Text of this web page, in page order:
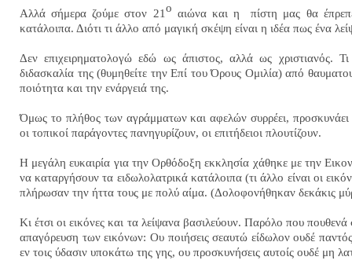
Αλλά σήμερα ζούμε στον 21ο αιώνα και η
πίστη μας θα
κατάλοιπα. Διότι τι άλλο από μαγική σκέψη είναι η ιδέα πως ένα
Δεν επιχειρηματολογώ εδώ ως άπιστος, αλλά ως χριστιανός.
διδασκαλία της (θυμηθείτε την Επί του Όρους Ομιλία) από
ποιότητα και την ενάργειά της.
Όμως το πλήθος των αγράμματων και αφελών συρρέει, προσκυνάει
οι τοπικοί παράγοντες πανηγυρίζουν, οι επιτήδειοι πλουτίζουν.
Η μεγάλη ευκαιρία για την Ορθόδοξη εκκλησία χάθηκε με την
να καταργήσουν τα ειδωλολατρικά κατάλοιπα (τι άλλο είναι οι
πλήρωσαν την ήττα τους με πολύ αίμα. (Δολοφονήθηκαν δεκάκις
Κι έτσι οι εικόνες και τα λείψανα βασιλεύουν. Παρόλο που
απαγόρευση των εικόνων: Ου ποιήσεις σεαυτώ είδωλον ουδέ
εν τοις ύδασιν υποκάτω της γης, ου προσκυνήσεις αυτοίς ουδέ μη